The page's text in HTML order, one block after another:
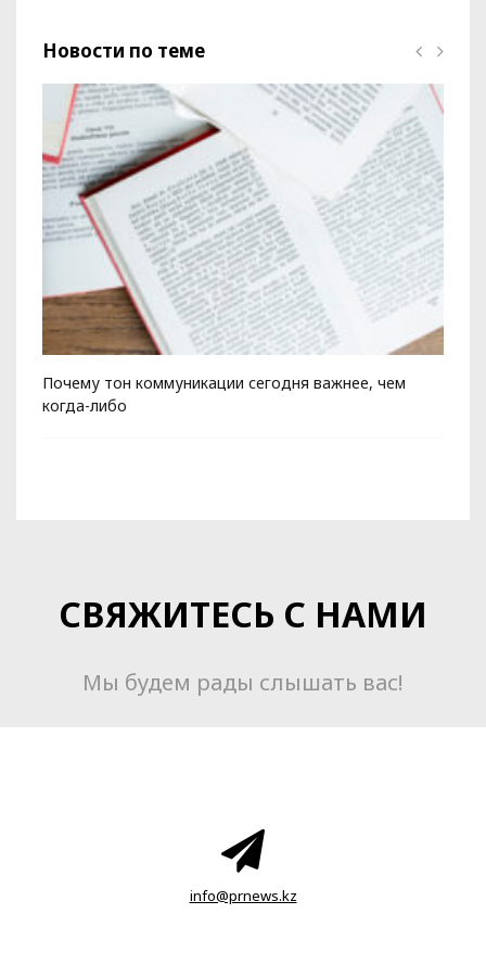
Новости по теме
Почему тон коммуникации сегодня важнее, чем
когда-либо
СВЯЖИТЕСЬ С НАМИ
Мы будем рады слышать вас!
info@prnews.kz